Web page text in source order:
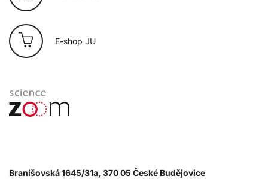
E-shop JU
Branišovská 1645/31a, 370 05 České Budějovice